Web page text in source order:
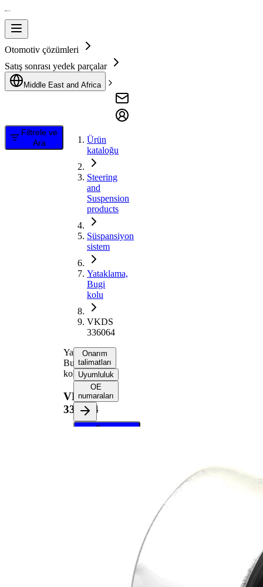
Otomotiv çözümleri
Satış sonrası yedek parçalar
Middle East and Africa
Filtrele ve
Ara
Ürün
kataloğu
Steering
and
Suspension
products
Süspansiyon
sistem
Yataklama,
Bugi
kolu
VKDS
336064
Yataklama,
Bugi
kolu
VKDS
336064
Onarım
talimatları
Uyumluluk
OE
numaraları
Onarım